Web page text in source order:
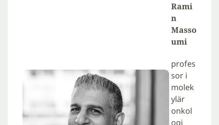
Rami
n
Masso
umi
profes
sor i
molek
ylär
onkol
ogi